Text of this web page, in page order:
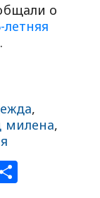
о
летняя
,
милена,